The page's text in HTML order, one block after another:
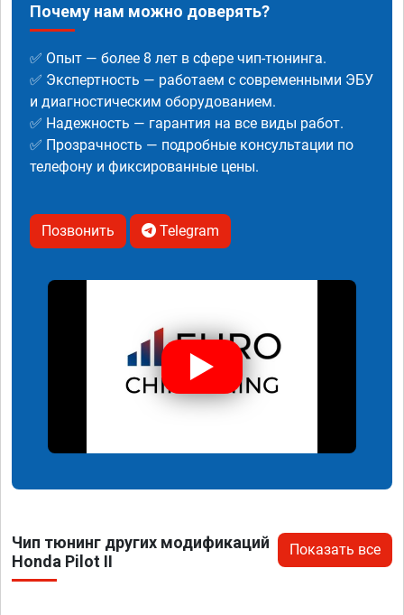
Почему нам можно доверять?
✅ Опыт — более 8 лет в сфере чип-тюнинга.
✅ Экспертность — работаем с современными ЭБУ
и диагностическим оборудованием.
✅ Надежность — гарантия на все виды работ.
✅ Прозрачность — подробные консультации по
телефону и фиксированные цены.
Позвонить Telegram
Чип тюнинг других модификаций
Honda Pilot II
Показать все